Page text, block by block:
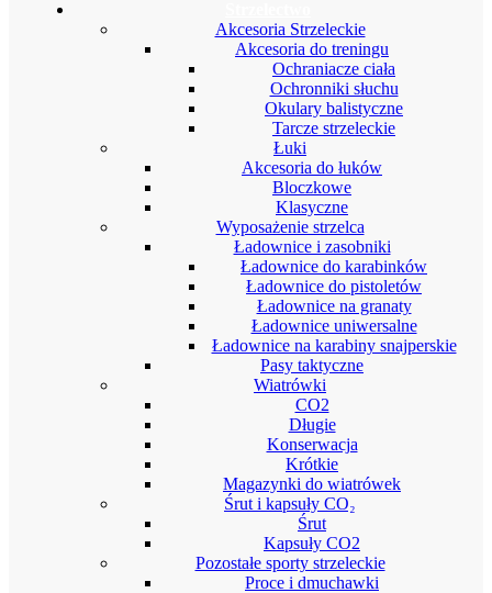
Akcesoria Strzeleckie
Akcesoria do treningu
Ochraniacze ciała
Ochronniki słuchu
Okulary balistyczne
Tarcze strzeleckie
Łuki
Akcesoria do łuków
Bloczkowe
Klasyczne
Wyposażenie strzelca
Ładownice i zasobniki
Ładownice do karabinków
Ładownice do pistoletów
Ładownice na granaty
Ładownice uniwersalne
Ładownice na karabiny snajperskie
Pasy taktyczne
Wiatrówki
CO2
Długie
Konserwacja
Krótkie
Magazynki do wiatrówek
Śrut i kapsuły CO₂
Śrut
Kapsuły CO2
Pozostałe sporty strzeleckie
Proce i dmuchawki